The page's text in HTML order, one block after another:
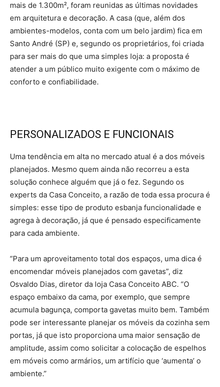
mais de 1.300m², foram reunidas as últimas novidades
em arquitetura e decoração. A casa (que, além dos
ambientes-modelos, conta com um belo jardim) fica em
Santo André (SP) e, segundo os proprietários, foi criada
para ser mais do que uma simples loja: a proposta é
atender a um público muito exigente com o máximo de
conforto e confiabilidade.
PERSONALIZADOS E FUNCIONAIS
Uma tendência em alta no mercado atual é a dos móveis
planejados. Mesmo quem ainda não recorreu a esta
solução conhece alguém que já o fez. Segundo os
experts da Casa Conceito, a razão de toda essa procura é
simples: esse tipo de produto esbanja funcionalidade e
agrega à decoração, já que é pensado especificamente
para cada ambiente.
“Para um aproveitamento total dos espaços, uma dica é
encomendar móveis planejados com gavetas”, diz
Osvaldo Dias, diretor da loja Casa Conceito ABC. “O
espaço embaixo da cama, por exemplo, que sempre
acumula bagunça, comporta gavetas muito bem. Também
pode ser interessante planejar os móveis da cozinha sem
portas, já que isto proporciona uma maior sensação de
amplitude, assim como solicitar a colocação de espelhos
em móveis como armários, um artifício que ‘aumenta’ o
ambiente.”